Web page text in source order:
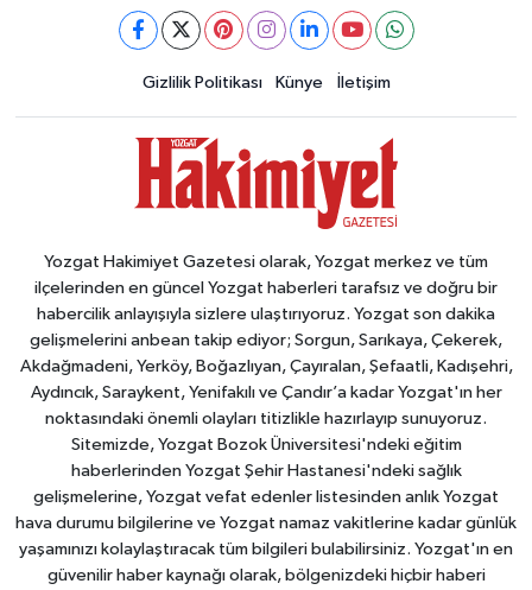
Gizlilik Politikası Künye İletişim
Yozgat Hakimiyet Gazetesi olarak, Yozgat merkez ve tüm
ilçelerinden en güncel Yozgat haberleri tarafsız ve doğru bir
habercilik anlayışıyla sizlere ulaştırıyoruz. Yozgat son dakika
gelişmelerini anbean takip ediyor; Sorgun, Sarıkaya, Çekerek,
Akdağmadeni, Yerköy, Boğazlıyan, Çayıralan, Şefaatli, Kadışehri,
Aydıncık, Saraykent, Yenifakılı ve Çandır’a kadar Yozgat'ın her
noktasındaki önemli olayları titizlikle hazırlayıp sunuyoruz.
Sitemizde, Yozgat Bozok Üniversitesi'ndeki eğitim
haberlerinden Yozgat Şehir Hastanesi'ndeki sağlık
gelişmelerine, Yozgat vefat edenler listesinden anlık Yozgat
hava durumu bilgilerine ve Yozgat namaz vakitlerine kadar günlük
yaşamınızı kolaylaştıracak tüm bilgileri bulabilirsiniz. Yozgat'ın en
güvenilir haber kaynağı olarak, bölgenizdeki hiçbir haberi